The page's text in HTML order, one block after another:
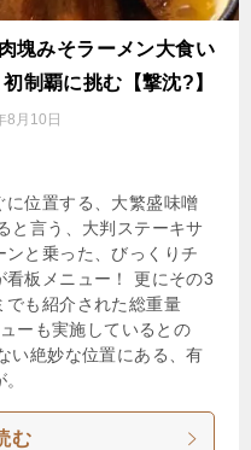
塊みそラーメン大食い
制覇に挑む【撃沈?】
8月10日
に位置する、大繁盛味噌
と言う、大判ステーキサ
と乗った、びっくりチ
看板メニュー！ 更にその3
でも紹介された総重量
ーも実施しているとの
い絶妙な位置にある、有
む